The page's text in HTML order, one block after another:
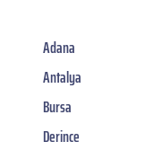
Adana
Antalya
Bursa
Derince